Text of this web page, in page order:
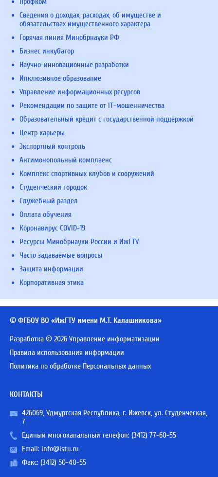
Сведения о доходах, расходах, об имуществе и
обязательствах имущественного характера
Горячая линия Минобрнауки РФ
Бизнес инкубатор
Научно-инновационные разработки
Инклюзивное образование
Управление информационных ресурсов
Рекомендации по защите от IT-мошенничества
Образовательный кредит с государственной поддержкой
Центр карьеры
Экспортный контроль
Антимонопольный комплаенс
Комплекс спортивных клубов и сооружений
Студенческий городок
Служебный раздел
Оплата обучения
Коронавирус COVID-19
Ресурсы Минобрнауки России и ИжГТУ
Часто задаваемые вопросы
Защита информации
Корпоративная этика
© ФГБОУ ВО «ИжГТУ имени М.Т. Калашникова»
Разработка © 2026 Управление информатизации
Правила использования информации
Политика по обработке Персональных данных
КОНТАКТЫ
426069, Удмуртская Республика, г. Ижевск, ул. Студенческая,
7
Единый многоканальный телефон: (3412) 77-60-55
Email: info@istu.ru
Факс: (3412) 50-40-55